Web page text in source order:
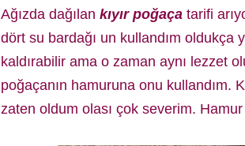
Ağızda dağılan kıyır poğaça tarifi
dört su bardağı un kullandım oldukça
kaldırabilir ama o zaman aynı lezzet
poğaçanın hamuruna onu kullandım.
zaten oldum olası çok severim.